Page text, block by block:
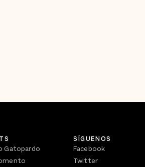
Gatopardo
SÍGUENOS
Facebook
Twitter